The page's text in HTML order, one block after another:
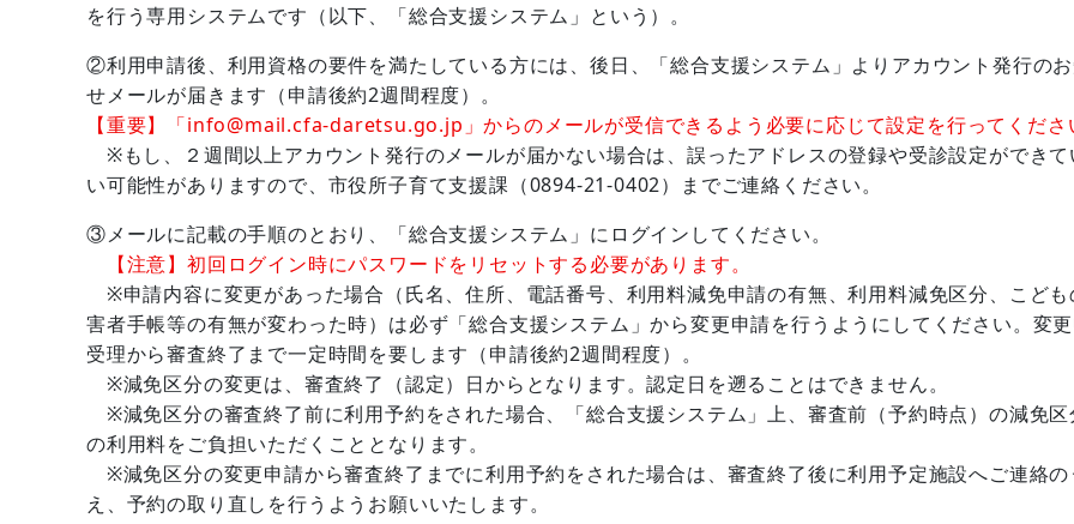
を行う専用システムです（以下、「総合支援システム」という）。
②利用申請後、利用資格の要件を満たしている方には、後日、「総合支援システム」よりアカウント発行の
せメールが届きます（申請後約2週間程度）。
【重要】「info@mail.cfa-daretsu.go.jp」からのメールが受信できるよう必要に応じて設定を行ってくださ
※もし、２週間以上アカウント発行のメールが届かない場合は、誤ったアドレスの登録や受診設定ができ
い可能性がありますので、市役所子育て支援課（0894-21-0402）までご連絡ください。
③メールに記載の手順のとおり、「総合支援システム」にログインしてください。
【注意】初回ログイン時にパスワードをリセットする必要があります。
※申請内容に変更があった場合（氏名、住所、電話番号、利用料減免申請の有無、利用料減免区分、こど
害者手帳等の有無が変わった時）は必ず「総合支援システム」から変更申請を行うようにしてください。変
受理から審査終了まで一定時間を要します（申請後約2週間程度）。
※減免区分の変更は、審査終了（認定）日からとなります。認定日を遡ることはできません。
※減免区分の審査終了前に利用予約をされた場合、「総合支援システム」上、審査前（予約時点）の減免
の利用料をご負担いただくこととなります。
※減免区分の変更申請から審査終了までに利用予約をされた場合は、審査終了後に利用予定施設へご連絡の
え、予約の取り直しを行うようお願いいたします。